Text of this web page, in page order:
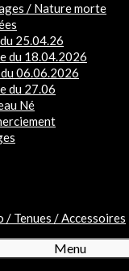
/ Nature morte
25.04.26
du 18.04.2026
du 06.06.2026
du 27.06
Né
/ Tenues / Accessoires
Menu